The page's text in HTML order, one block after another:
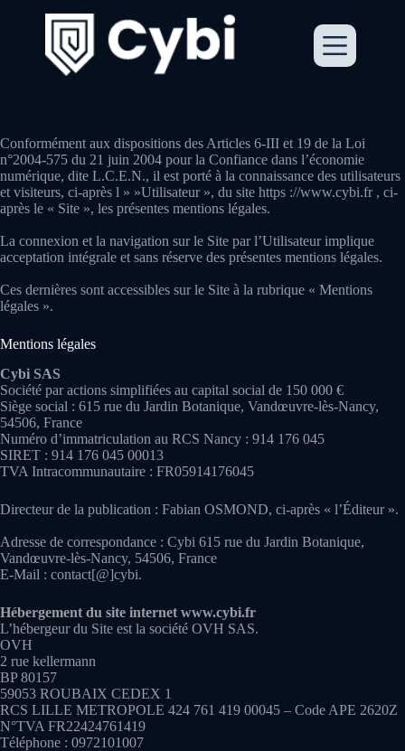
Conformément aux dispositions des Articles 6-III et 19 de la Loi
n°2004-575 du 21 juin 2004 pour la Confiance dans l’économie
numérique, dite L.C.E.N., il est porté à la connaissance des utilisateurs
et visiteurs, ci-après l » »Utilisateur », du site https ://www.cybi.fr , ci-
après le « Site », les présentes mentions légales.
La connexion et la navigation sur le Site par l’Utilisateur implique
acceptation intégrale et sans réserve des présentes mentions légales.
Ces dernières sont accessibles sur le Site à la rubrique « Mentions
légales ».
Mentions légales
Cybi SAS
Société par actions simplifiées au capital social de 150 000 €
Siège social : 615 rue du Jardin Botanique, Vandœuvre-lès-Nancy,
54506, France
Numéro d’immatriculation au RCS Nancy : 914 176 045
SIRET : 914 176 045 00013
TVA Intracommunautaire : FR05914176045
Directeur de la publication : Fabian OSMOND, ci-après « l’Éditeur ».
Adresse de correspondance : Cybi 615 rue du Jardin Botanique,
Vandœuvre-lès-Nancy, 54506, France
E-Mail : contact[@]cybi.
Hébergement du site internet www.cybi.fr
L’hébergeur du Site est la société OVH SAS.
OVH
2 rue kellermann
BP 80157
59053 ROUBAIX CEDEX 1
RCS LILLE METROPOLE 424 761 419 00045 – Code APE 2620Z
N°TVA FR22424761419
Téléphone : 0972101007